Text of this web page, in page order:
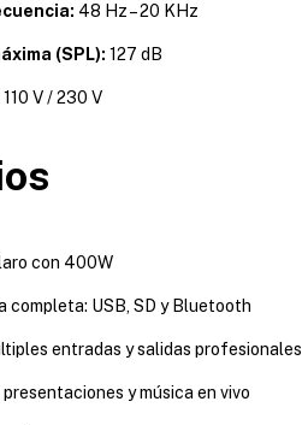
48 Hz – 20 KHz
(SPL): 127 dB
110 V / 230 V
con 400W
completa: USB, SD y Bluetooth
entradas y salidas profesionales
y música en vivo